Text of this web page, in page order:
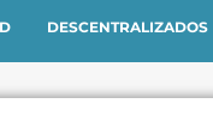
DESCENTRALIZADOS